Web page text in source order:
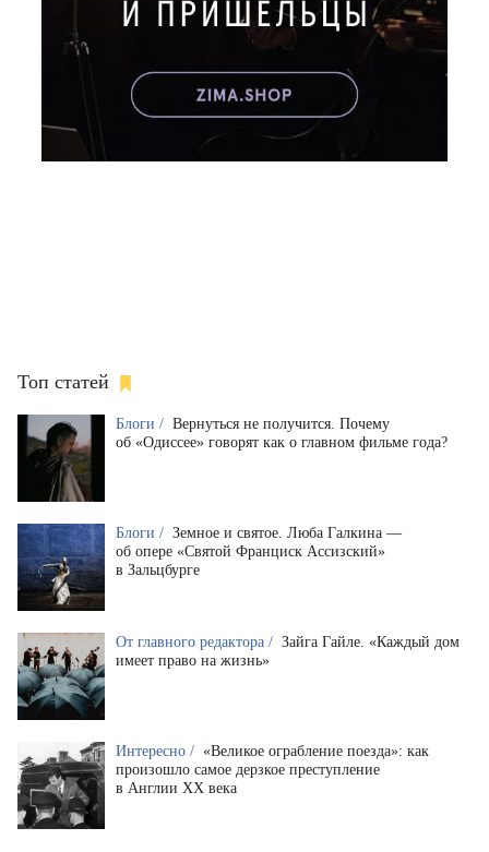
Топ статей
Блоги / Вернуться не получится. Почему
об «Одиссее» говорят как о главном фильме года?
Блоги / Земное и святое. Люба Галкина —
об опере «Святой Франциск Ассизский»
в Зальцбурге
От главного редактора / Зайга Гайле. «Каждый дом
имеет право на жизнь»
Интересно / «Великое ограбление поезда»: как
произошло самое дерзкое преступление
в Англии XX века